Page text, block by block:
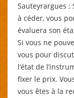
Sauteyrargues ;
à céder, vous
évaluera son
Si vous ne
vous pour
l’état de
fixer le prix.
vous êtes à la